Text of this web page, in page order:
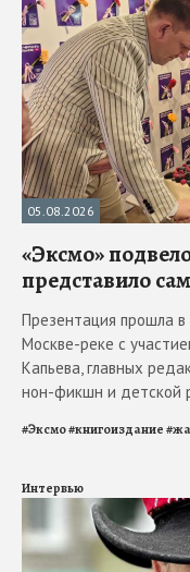
05.08.2026
«Эксмо»
представило
Презентация прошла
Москве-реке с
Капьева, главных
нон-фикшн и детской
#Эксмо#книгоиздание#
Интервью